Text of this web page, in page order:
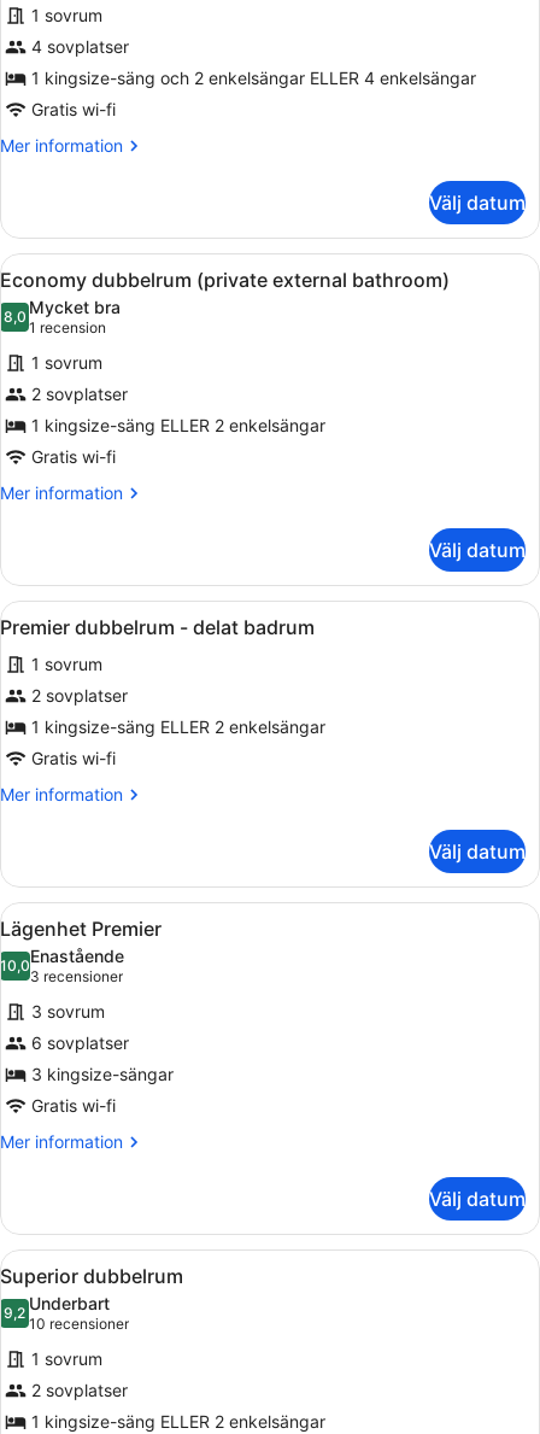
Standard
fyrbäddsrum
1 sovrum
4 sovplatser
1 kingsize-säng och 2 enkelsängar ELLER 4 enkelsängar
Gratis wi-fi
Mer information
Mer
fyrbäddsrum
Välj datum
Öppna
alla
foton
för
Economy
dubbelrum
(private
external
bathroom)
Ett sovrum med en säng, två
9
Economy dubbelrum (private external bathroom)
8,08,0 av 10
Mycket bra
1 recension
(1 recension)
1 sovrum
2 sovplatser
1 kingsize-säng ELLER 2 enkelsängar
Gratis wi-fi
Mer information
Mer
dubbelrum
(private
external
Välj datum
Öppna
alla
foton
för
Premier
dubbelrum
delat
Ett sovrum med en stor säng,
14
Premier dubbelrum - delat badrum
1 sovrum
2 sovplatser
1 kingsize-säng ELLER 2 enkelsängar
Gratis wi-fi
Mer information
Mer
dubbelrum
delat
badrum
Välj datum
Öppna
alla
foton
för
Lägenhet
Premier
Ett kompakt kök med ett
16
Lägenhet Premier
10,010,0 av 10
Enastående
3 recensioner
(3 recensioner)
3 sovrum
6 sovplatser
3 kingsize-sängar
Gratis wi-fi
Mer information
Mer
Premier
Välj datum
Öppna
alla
foton
för
Superior
dubbelrum
Ett hotellrum med en säng, två
12
Superior dubbelrum
9,29,2 av 10
Underbart
10 recensioner
(10 recensioner)
1 sovrum
2 sovplatser
1 kingsize-säng ELLER 2 enkelsängar